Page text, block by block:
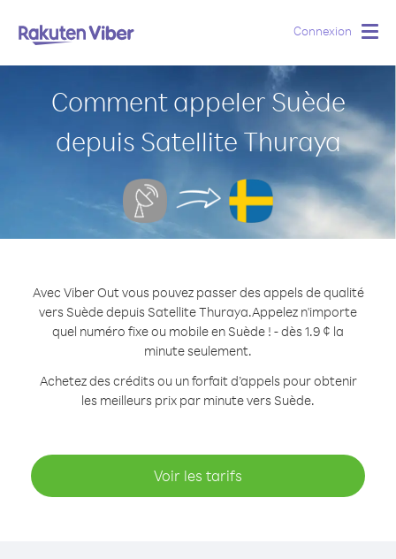
Connexion
Comment appeler Suède
depuis Satellite Thuraya
Avec Viber Out vous pouvez passer des appels de qualité
vers Suède depuis Satellite Thuraya.Appelez n'importe
quel numéro fixe ou mobile en Suède ! - dès 1.9 ¢ la
minute seulement.
Achetez des crédits ou un forfait d’appels pour obtenir
les meilleurs prix par minute vers Suède.
Voir les tarifs